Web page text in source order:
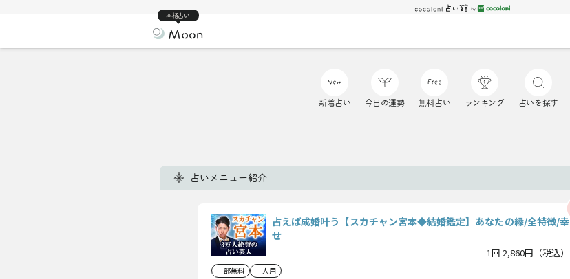
本格占い
新着占い 今日の運勢 無料占い ランキング 占いを探す
占いメニュー紹介
占えば成婚叶う【スカチャン宮本◆結婚鑑定】あなたの縁/全特徴/幸
せ
1回 2,860円（税込）
一部無料 一人用